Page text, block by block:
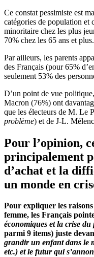
Ce constat pessimiste est
catégories de population et
minoritaire chez les plus
70% chez les 65 ans et plus.
Par ailleurs, les parents
des Français (pour 65%
seulement 53% des
D’un point de vue
Macron (76%) ont
que les électeurs de M. Le
problème) et de J-L.
Pour l’opinion,
principalement
d’achat et la
un monde en
Pour expliquer les
femme, les Français
économiques et la crise
parmi 9 items) juste
grandir un enfant dans le
etc.) et le futur qui